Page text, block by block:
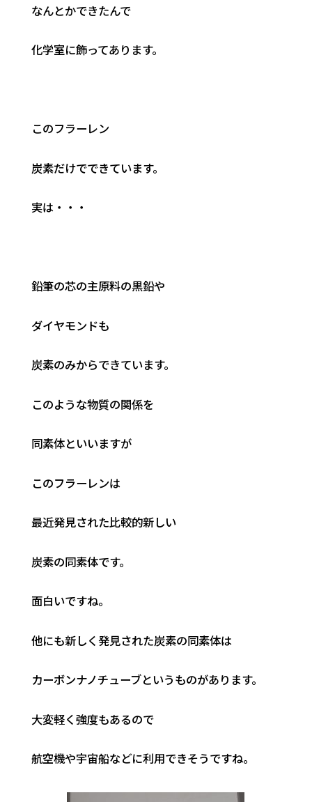
なんとかできたんで
化学室に飾ってあります。
このフラーレン
炭素だけでできています。
実は・・・
鉛筆の芯の主原料の黒鉛や
ダイヤモンドも
炭素のみからできています。
このような物質の関係を
同素体といいますが
このフラーレンは
最近発見された比較的新しい
炭素の同素体です。
面白いですね。
他にも新しく発見された炭素の同素体は
カーボンナノチューブというものがあります。
大変軽く強度もあるので
航空機や宇宙船などに利用できそうですね。